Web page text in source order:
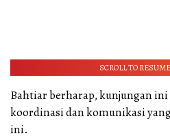
SCROLL TO
Bahtiar berharap, kunjungan
koordinasi dan komunikasi
ini.